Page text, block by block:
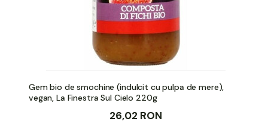
Gem bio de smochine (indulcit cu pulpa de mere),
vegan, La Finestra Sul Cielo 220g
26,02 RON